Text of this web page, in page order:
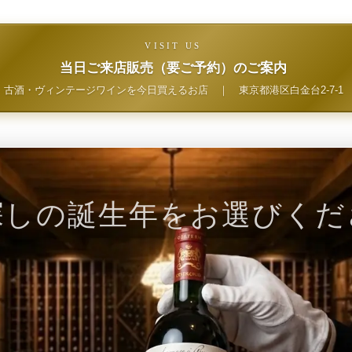
VISIT US
当日ご来店販売（要ご予約）のご案内
古酒・ヴィンテージワインを今日買えるお店｜ 東京都港区白金台2-7-1
の誕生年をお選びく